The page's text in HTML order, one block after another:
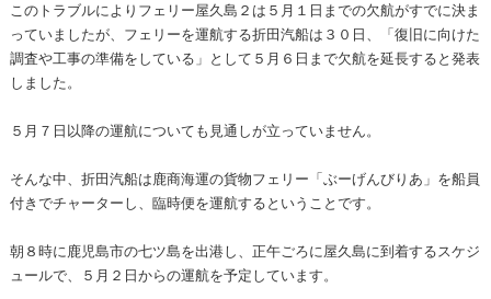
このトラブルによりフェリー屋久島２は５月１日までの欠航がすでに決ま
っていましたが、フェリーを運航する折田汽船は３０日、「復旧に向けた
調査や工事の準備をしている」として５月６日まで欠航を延長すると発表
しました。
５月７日以降の運航についても見通しが立っていません。
そんな中、折田汽船は鹿商海運の貨物フェリー「ぶーげんびりあ」を船員
付きでチャーターし、臨時便を運航するということです。
朝８時に鹿児島市の七ツ島を出港し、正午ごろに屋久島に到着するスケジ
ュールで、５月２日からの運航を予定しています。